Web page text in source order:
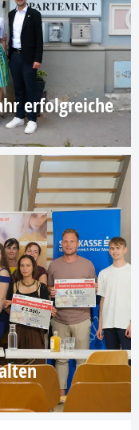
erfolgreiche